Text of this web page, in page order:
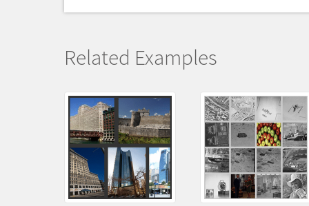
Related Examples